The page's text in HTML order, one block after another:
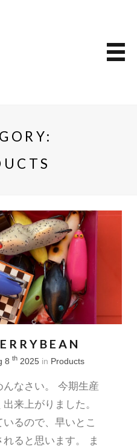
8 th2025in Products
なさい。 今期生産
来上がりました。
るので、早いとこ
ると思います。 ま